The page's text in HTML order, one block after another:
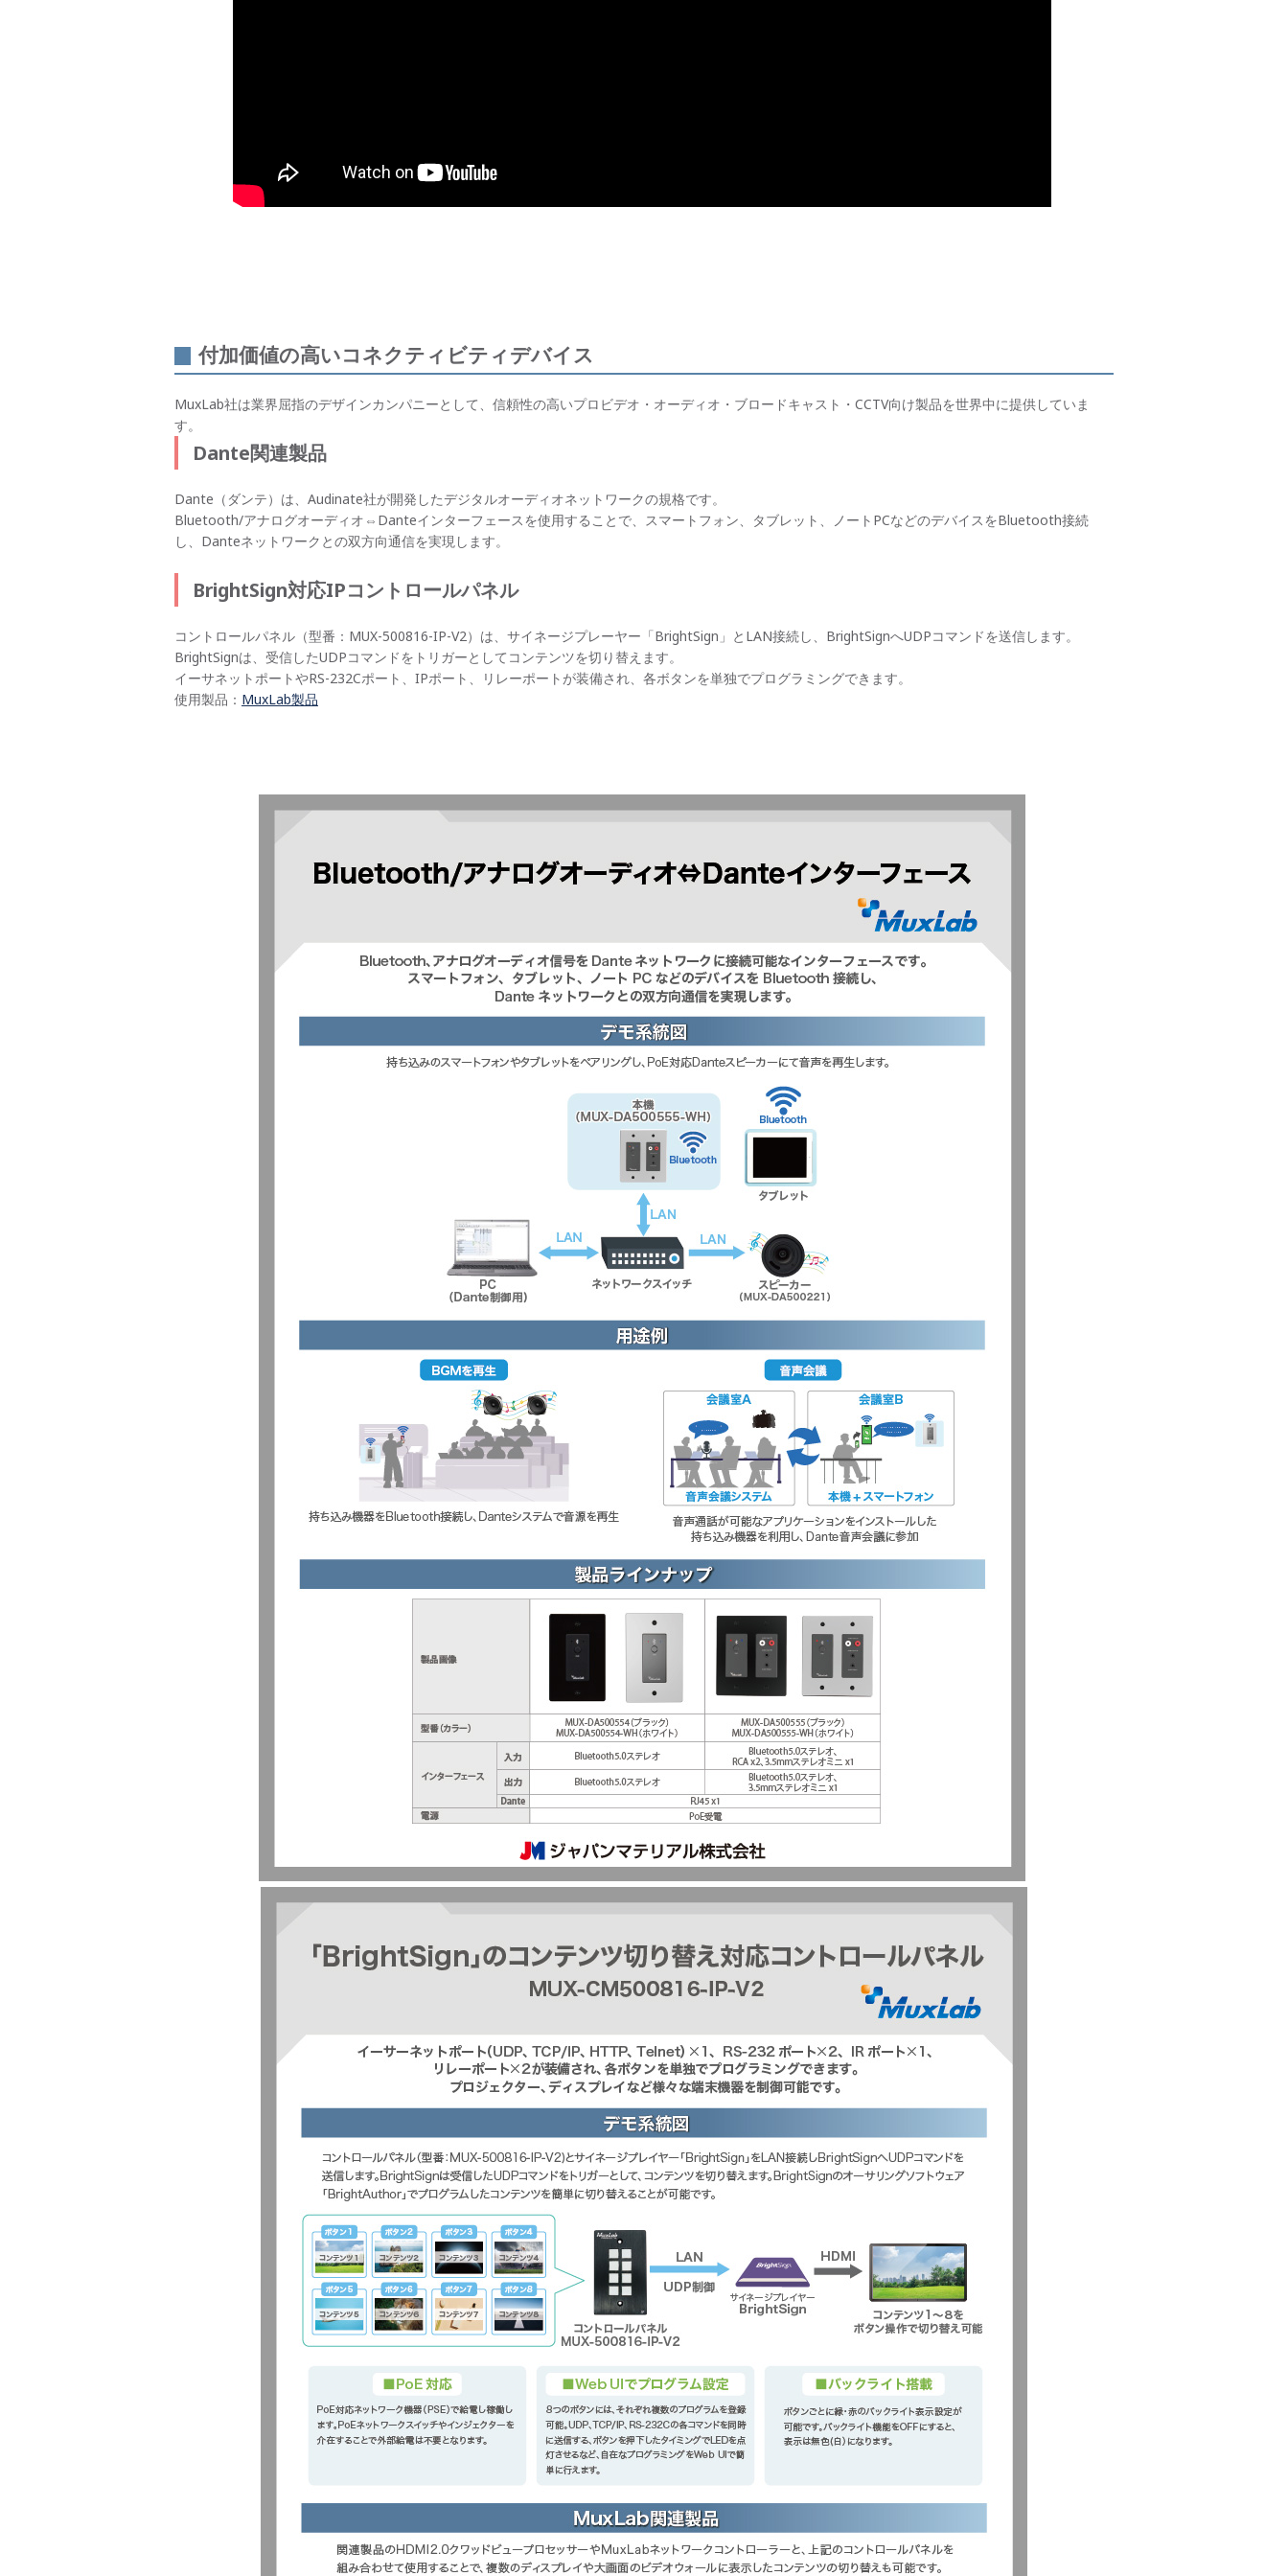
付加価値の高いコネクティビティデバイス
MuxLab社は業界屈指のデザインカンパニーとして、信頼性の高いプロビデオ・オーディオ・ブロードキャスト・CCTV向け製品を世界中に提供していま
す。
Dante関連製品
Dante（ダンテ）は、Audinate社が開発したデジタルオーディオネットワークの規格です。
Bluetooth/アナログオーディオ⇔Danteインターフェースを使用することで、スマートフォン、タブレット、ノートPCなどのデバイスをBluetooth接続
し、Danteネットワークとの双方向通信を実現します。
BrightSign対応IPコントロールパネル
コントロールパネル（型番：MUX-500816-IP-V2）は、サイネージプレーヤー「BrightSign」とLAN接続し、BrightSignへUDPコマンドを送信します。
BrightSignは、受信したUDPコマンドをトリガーとしてコンテンツを切り替えます。
イーサネットポートやRS-232Cポート、IPポート、リレーポートが装備され、各ボタンを単独でプログラミングできます。
使用製品： MuxLab製品